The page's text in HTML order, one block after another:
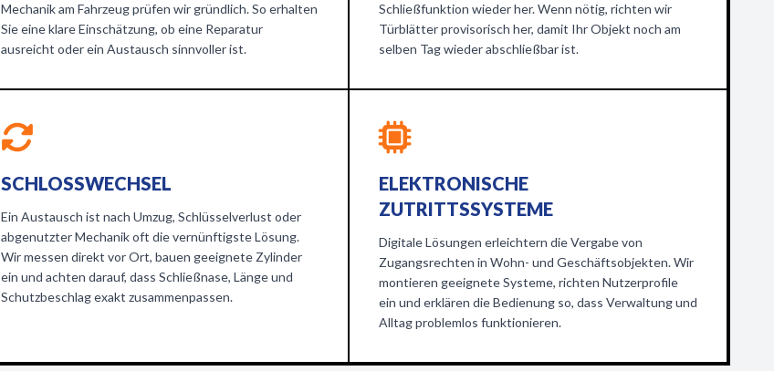
Mechanik am Fahrzeug prüfen wir gründlich. So erhalten
Sie eine klare Einschätzung, ob eine Reparatur
ausreicht oder ein Austausch sinnvoller ist.
Schließfunktion wieder her. Wenn nötig, richten wir
Türblätter provisorisch her, damit Ihr Objekt noch am
selben Tag wieder abschließbar ist.
SCHLOSSWECHSEL
Ein Austausch ist nach Umzug, Schlüsselverlust oder
abgenutzter Mechanik oft die vernünftigste Lösung.
Wir messen direkt vor Ort, bauen geeignete Zylinder
ein und achten darauf, dass Schließnase, Länge und
Schutzbeschlag exakt zusammenpassen.
ELEKTRONISCHE
ZUTRITTSSYSTEME
Digitale Lösungen erleichtern die Vergabe von
Zugangsrechten in Wohn- und Geschäftsobjekten. Wir
montieren geeignete Systeme, richten Nutzerprofile
ein und erklären die Bedienung so, dass Verwaltung und
Alltag problemlos funktionieren.